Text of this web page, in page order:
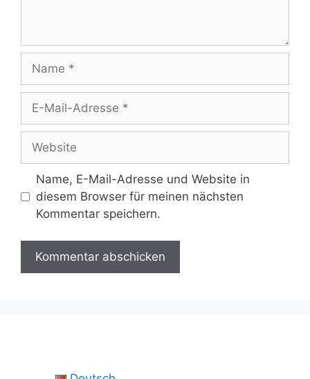
Name
Adresse
Website
Name, E-Mail-Adresse und Website in
diesem Browser für meinen nächsten
Kommentar speichern.